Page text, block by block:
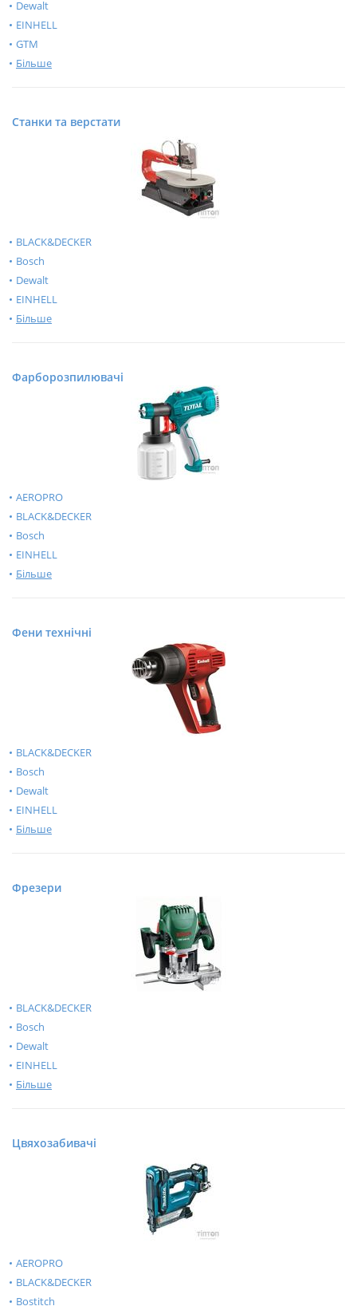
Dewalt
EINHELL
GTM
Більше
Станки та верстати
BLACK&DECKER
Bosch
Dewalt
EINHELL
Більше
Фарборозпилювачі
AEROPRO
BLACK&DECKER
Bosch
EINHELL
Більше
Фени технічні
BLACK&DECKER
Bosch
Dewalt
EINHELL
Більше
Фрезери
BLACK&DECKER
Bosch
Dewalt
EINHELL
Більше
Цвяхозабивачі
AEROPRO
BLACK&DECKER
Bostitch